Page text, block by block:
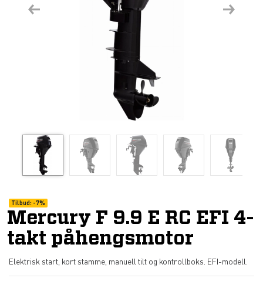
Previous Next
Tilbud: -7%
Mercury F 9.9 E RC EFI 4-
takt påhengsmotor
Elektrisk start, kort stamme, manuell tilt og kontrollboks. EFI-modell.